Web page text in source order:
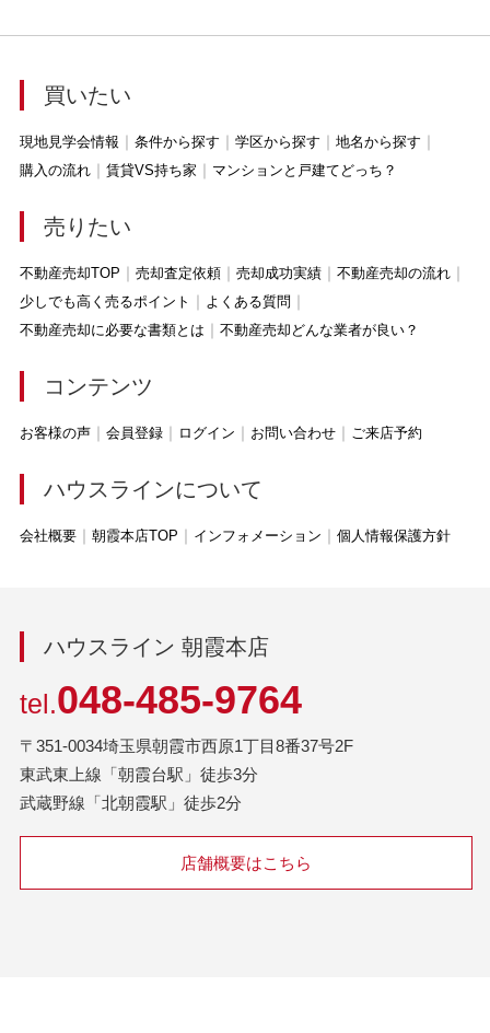
買いたい
現地見学会情報 条件から探す 学区から探す
地名から探す
購入の流れ
賃貸VS持ち家 マンションと戸建てどっち？
売りたい
不動産売却TOP 売却査定依頼 売却成功実績
不動産売却の流れ
少しでも高く売るポイント
よくある質問
不動産売却に必要な書類とは
不動産売却どんな業者が良い？
コンテンツ
お客様の声 会員登録 ログイン お問い合わせ ご来店予約
ハウスラインについて
会社概要 朝霞本店TOP インフォメーション 個人情報保護方針
ハウスライン 朝霞本店
tel.048-485-9764
〒351-0034埼玉県朝霞市西原1丁目8番37号2F
東武東上線「朝霞台駅」徒歩3分
武蔵野線「北朝霞駅」徒歩2分
店舗概要はこちら